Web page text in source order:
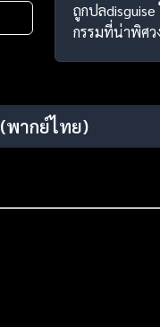
ถูกปล
กรรมที่น่าพิศว
(พากย์ไทย)